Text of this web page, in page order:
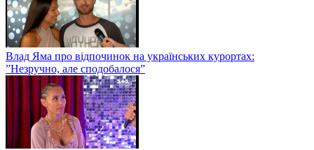
Влад Яма про відпочинок на українських курортах:
”Незручно, але сподобалося”